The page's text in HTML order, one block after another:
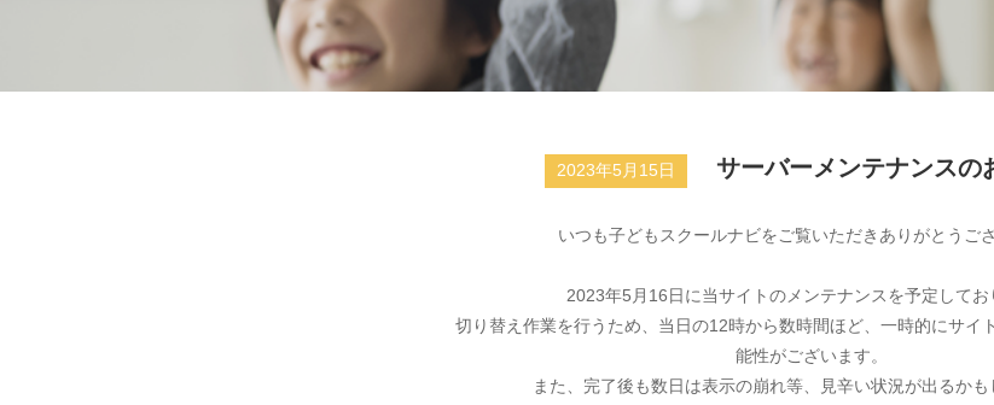
2023年5月15日 サーバーメンテナンスの
いつも子どもスクールナビをご覧いただきありがとうござ
2023年5月16日に当サイトのメンテナンスを予定してお
切り替え作業を行うため、当日の12時から数時間ほど、一時的にサイ
能性がございます。
また、完了後も数日は表示の崩れ等、見辛い状況が出るかも